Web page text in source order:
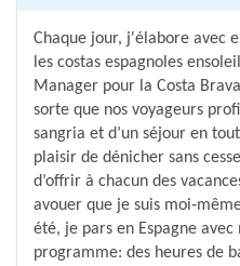
Chaque jour, j'élabore avec
les costas espagnoles
Manager pour la Costa
sorte que nos voyageurs
sangria et d’un séjour en
plaisir de dénicher sans
d’offrir à chacun des
avouer que je suis
été, je pars en Espagne
programme: des heures de